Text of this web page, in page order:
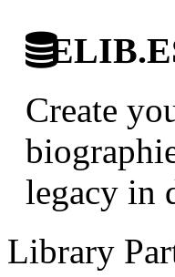
Create
legacy in
Library